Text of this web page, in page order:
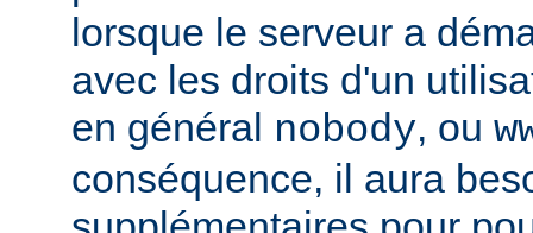
lorsque le serveur a
avec les droits d'un
en général nobody, ou
conséquence, il aura